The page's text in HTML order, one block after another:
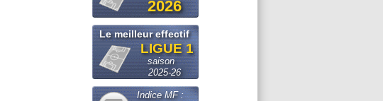
2026
Le meilleur effectif
LIGUE 1
saison
2025-26
Indice MF :